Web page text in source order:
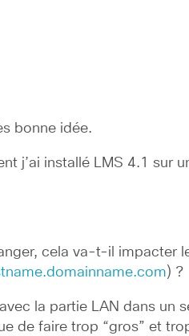
bonne idée.
j’ai installé LMS 4.1 sur
cela va-t-il impacter
) ?
la partie LAN dans un
de faire trop “gros” et